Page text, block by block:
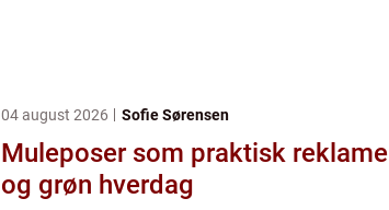
04 august 2026 Sofie Sørensen
Muleposer som praktisk reklame
og grøn hverdag